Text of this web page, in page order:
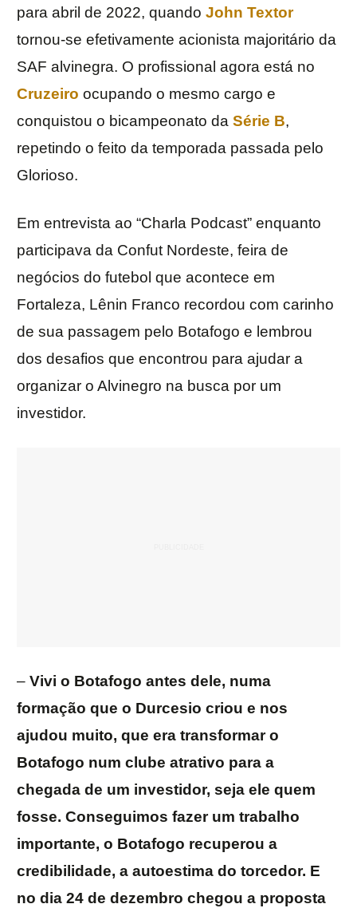
para abril de 2022, quando John Textor
tornou-se efetivamente acionista majoritário da
SAF alvinegra. O profissional agora está no
Cruzeiro ocupando o mesmo cargo e
conquistou o bicampeonato da Série B,
repetindo o feito da temporada passada pelo
Glorioso.
Em entrevista ao “Charla Podcast” enquanto
participava da Confut Nordeste, feira de
negócios do futebol que acontece em
Fortaleza, Lênin Franco recordou com carinho
de sua passagem pelo Botafogo e lembrou
dos desafios que encontrou para ajudar a
organizar o Alvinegro na busca por um
investidor.
– Vivi o Botafogo antes dele, numa
formação que o Durcesio criou e nos
ajudou muito, que era transformar o
Botafogo num clube atrativo para a
chegada de um investidor, seja ele quem
fosse. Conseguimos fazer um trabalho
importante, o Botafogo recuperou a
credibilidade, a autoestima do torcedor. E
no dia 24 de dezembro chegou a proposta